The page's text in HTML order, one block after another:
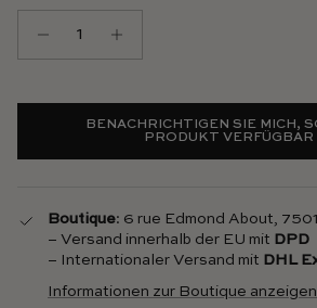
BENACHRICHTIGEN SIE MICH,
PRODUKT VERFÜGBAR
Boutique: 6 rue Edmond About,
– Versand innerhalb der EU mit DPD
– Internationaler Versand mit DHL
Informationen zur Boutique anzeigen